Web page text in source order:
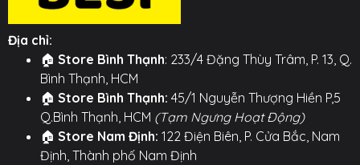
lên đến 92%, hỗ trợ đầy đủ dải màu SRGB và
xước cũng được gia cố gấp đôi, an tâm tuyệt
đối.
✨TRONG SUỐT HD & CẢM ỨNG SIÊU MƯỢT:
Tận hưởng trọn vẹn màn hình sống động của
máy tính bảng. Kính có độ truyền sáng cực cao,
Địa chỉ:
🏠 Store Bình Thạnh: 233/4 Đặng Thùy Trâm, P. 13, Q.
Bình Thạnh, HCM
🏠 Store Bình Thạnh: 45/1 Nguyễn Thượng Hiền P,5
Q.Bình Thạnh, HCM (Tạm Ngưng Hoạt Động)
🏠 Store Nam Định: 122 Điện Biên, P. Cửa Bắc, Nam
Định, Thành phố Nam Định